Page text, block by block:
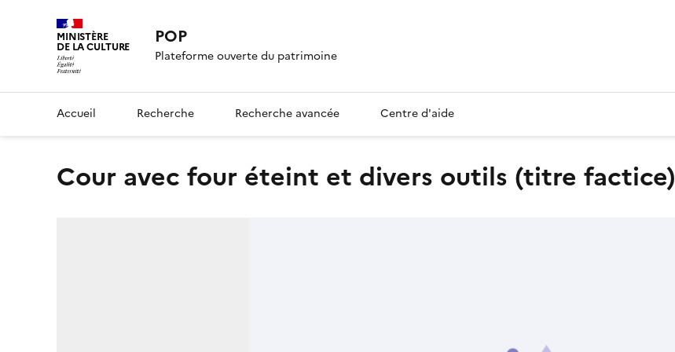
MINISTÈRE
DE LA CULTURE POP
Plateforme ouverte du patrimoine
Accueil Recherche Recherche avancée Centre d'aide
Cour avec four éteint et divers outils (titre factice)